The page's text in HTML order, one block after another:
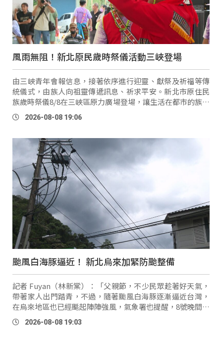
風雨無阻！新北原民歲時祭儀活動三峽登場
由三峽青年會報信息，接著依序進行迎靈、獻祭及祈福等傳
統儀式，由族人向祖靈傳遞訊息、祈求平安。新北市原住民
族歲時祭儀8/8在三峽區原力廣場登場，讓生活在都市的族人
透過祭儀凝聚感情，也重新找回文化與祖靈的連結。 三峽青
年會副 …
2026-08-08 19:06
颱風白海豚逼近！ 新北烏來加緊防颱整備
記者 Fuyan（林新棠）：「父親節，不少民眾趁著好天氣，
帶著家人出門踏青，不過，隨著颱風白海豚逐漸逼近台灣，
在烏來地區也已經颳起陣陣強風，氣象署也提醒，8號晚間開
始，風雨也將逐漸增強。」 隨著颱風白海豚逐漸逼近，氣象
署預估將對中部及北部地區 …
2026-08-08 19:03